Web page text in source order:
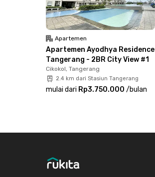
Apartemen
Apartemen Ayodhya Residence
Tangerang - 2BR City View #1
Cikokol, Tangerang
2.4 km dari Stasiun Tangerang
mulai dari Rp3.750.000 /bulan